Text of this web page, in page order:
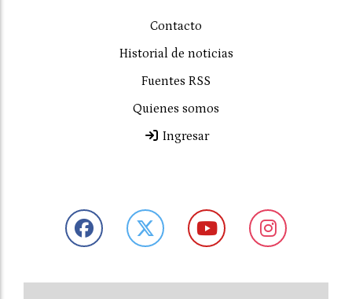
Contacto
Historial de noticias
Fuentes RSS
Quienes somos
Ingresar